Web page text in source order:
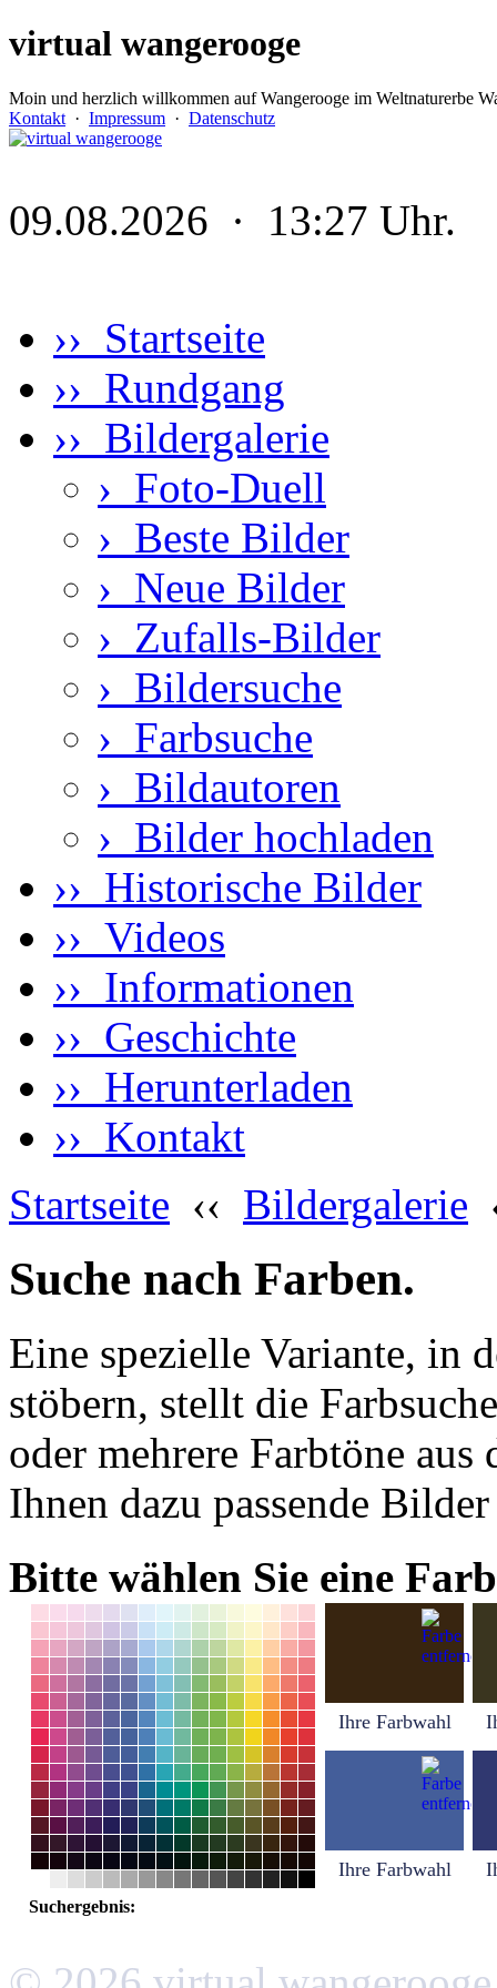
virtual wangerooge
Moin und herzlich willkommen auf Wangerooge im Weltnaturerbe
Kontakt · Impressum · Datenschutz
09.08.2026 · 13:27 Uhr.
›› Startseite
›› Rundgang
›› Bildergalerie
› Foto-Duell
› Beste Bilder
› Neue Bilder
› Zufalls-Bilder
› Bildersuche
› Farbsuche
› Bildautoren
› Bilder hochladen
›› Historische Bilder
›› Videos
›› Informationen
›› Geschichte
›› Herunterladen
›› Kontakt
Startseite ‹‹ Bildergalerie
Suche nach Farben.
Eine spezielle Variante, in
stöbern, stellt die
oder mehrere Farbtöne
Ihnen dazu passende
Bitte wählen Sie eine
Ihre Farbwahl
Ihre Farbwahl
Suchergebnis: